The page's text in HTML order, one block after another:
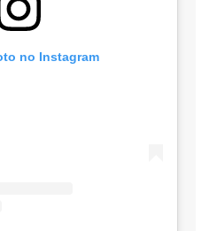
no Instagram